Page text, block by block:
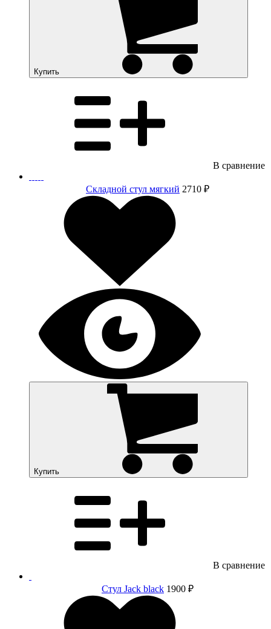
Купить
В сравнение
Складной стул мягкий 2710 ₽
Купить
В сравнение
Стул Jack black 1900 ₽